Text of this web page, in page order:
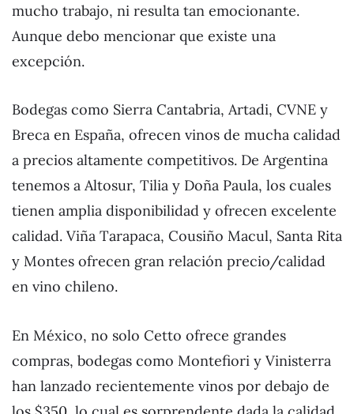
mucho trabajo, ni resulta tan emocionante.
Aunque debo mencionar que existe una
excepción.
Bodegas como Sierra Cantabria, Artadi, CVNE y
Breca en España, ofrecen vinos de mucha calidad
a precios altamente competitivos. De Argentina
tenemos a Altosur, Tilia y Doña Paula, los cuales
tienen amplia disponibilidad y ofrecen excelente
calidad. Viña Tarapaca, Cousiño Macul, Santa Rita
y Montes ofrecen gran relación precio/calidad
en vino chileno.
En México, no solo Cetto ofrece grandes
compras, bodegas como Montefiori y Vinisterra
han lanzado recientemente vinos por debajo de